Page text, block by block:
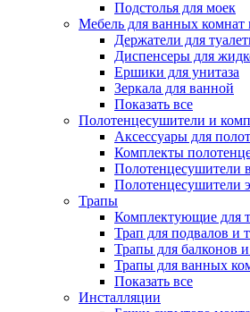
Подстолья для моек
Мебель для ванных комнат
Держатели для
Диспенсеры для
Ершики для унитаза
Зеркала для ванной
Показать все
Полотенцесушители и
Аксессуары для
Комплекты
Полотенцесушители
Полотенцесушители
Трапы
Комплектующие для
Трап для подвалов и
Трапы для балконов и
Трапы для ванных
Показать все
Инсталляции